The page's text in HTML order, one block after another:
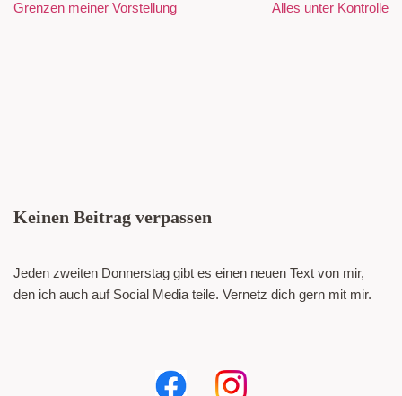
Grenzen meiner Vorstellung Alles unter Kontrolle
Keinen Beitrag verpassen
Jeden zweiten Donnerstag gibt es einen neuen Text von mir,
den ich auch auf Social Media teile. Vernetz dich gern mit mir.